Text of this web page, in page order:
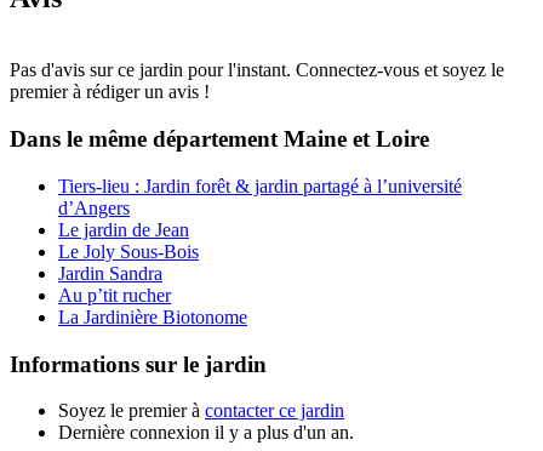
Pas d'avis sur ce jardin pour l'instant. Connectez-vous et soyez le
premier à rédiger un avis !
Dans le même département Maine et Loire
Tiers-lieu : Jardin forêt & jardin partagé à l’université
d’Angers
Le jardin de Jean
Le Joly Sous-Bois
Jardin Sandra
Au p’tit rucher
La Jardinière Biotonome
Informations sur le jardin
Soyez le premier à contacter ce jardin
Dernière connexion il y a plus d'un an.